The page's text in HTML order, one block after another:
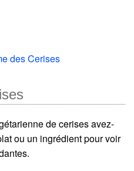
des Cerises
de cerises avez-
ou un ingrédient pour voir